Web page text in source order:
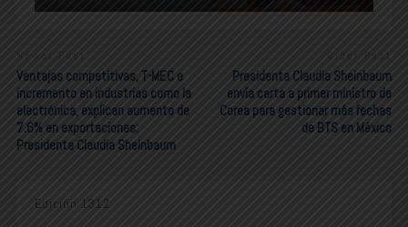
Newer Post
Ventajas competitivas, T-MEC e
incremento en industrias como la
electrónica, explican aumento de
7.6% en exportaciones:
Presidenta Claudia Sheinbaum
Older Post
Presidenta Claudia Sheinbaum
envía carta a primer ministro de
Corea para gestionar más fechas
de BTS en México
Edición 1312